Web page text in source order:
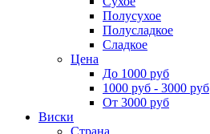
Полусухое
Полусладкое
Сладкое
Цена
До 1000 руб
1000 руб - 3000 руб
От 3000 руб
Виски
Страна